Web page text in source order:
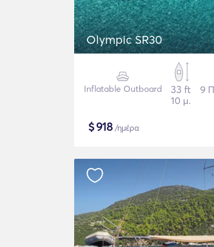
Olympic SR30
Inflatable Outboard
33 ft
10 μ.
9
$918/ημέρα